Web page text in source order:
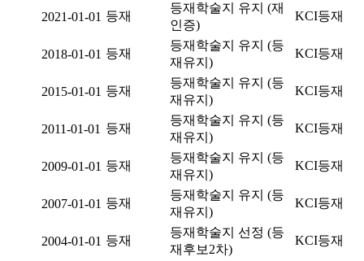
2021-01-01 등재
등재학술지 유지 (재
인증)
KCI등재
2018-01-01 등재
등재학술지 유지 (등
재유지)
KCI등재
2015-01-01 등재
등재학술지 유지 (등
재유지)
KCI등재
2011-01-01 등재
등재학술지 유지 (등
재유지)
KCI등재
2009-01-01 등재
등재학술지 유지 (등
재유지)
KCI등재
2007-01-01 등재
등재학술지 유지 (등
재유지)
KCI등재
2004-01-01 등재
등재학술지 선정 (등
재후보2차)
KCI등재